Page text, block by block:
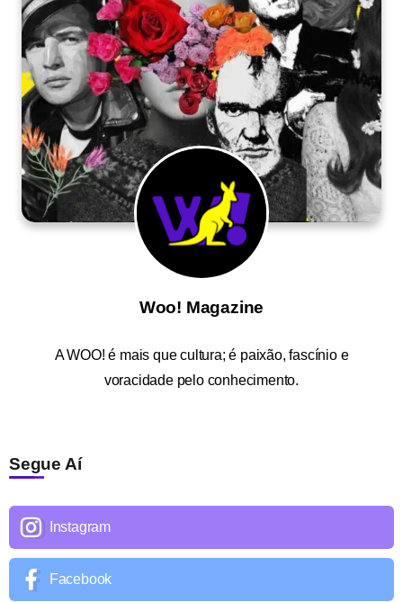
Woo! Magazine
AWOO! é mais que cultura; é paixão, fascínio e
voracidade pelo conhecimento.
Segue Aí
Instagram
Facebook